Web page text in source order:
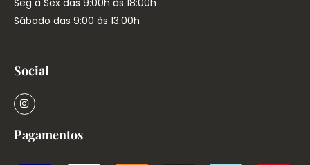
Sábado das 9:00 às 13:00h
Social
Pagamentos